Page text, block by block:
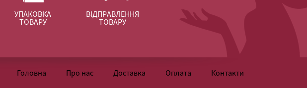
УПАКОВКА
ТОВАРУ
ВІДПРАВЛЕННЯ
ТОВАРУ
Головна Про нас Доставка Оплата Контакти